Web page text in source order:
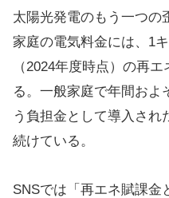
太陽光発電のもう一つの
家庭の電気料金には、1
（2024年度時点）の再
る。一般家庭で年間およ
う負担金として導入され
続けている。
SNSでは「再エネ賦課金